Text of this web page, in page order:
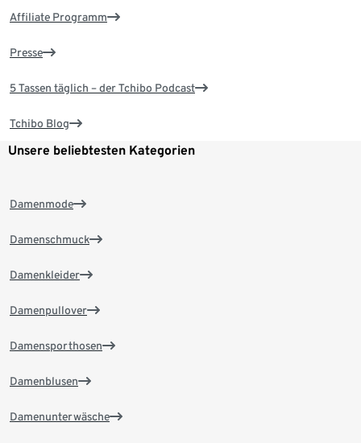
Affiliate Programm
Presse
5 Tassen täglich – der Tchibo Podcast
Tchibo Blog
Unsere beliebtesten Kategorien
Damenmode
Damenschmuck
Damenkleider
Damenpullover
Damensporthosen
Damenblusen
Damenunterwäsche